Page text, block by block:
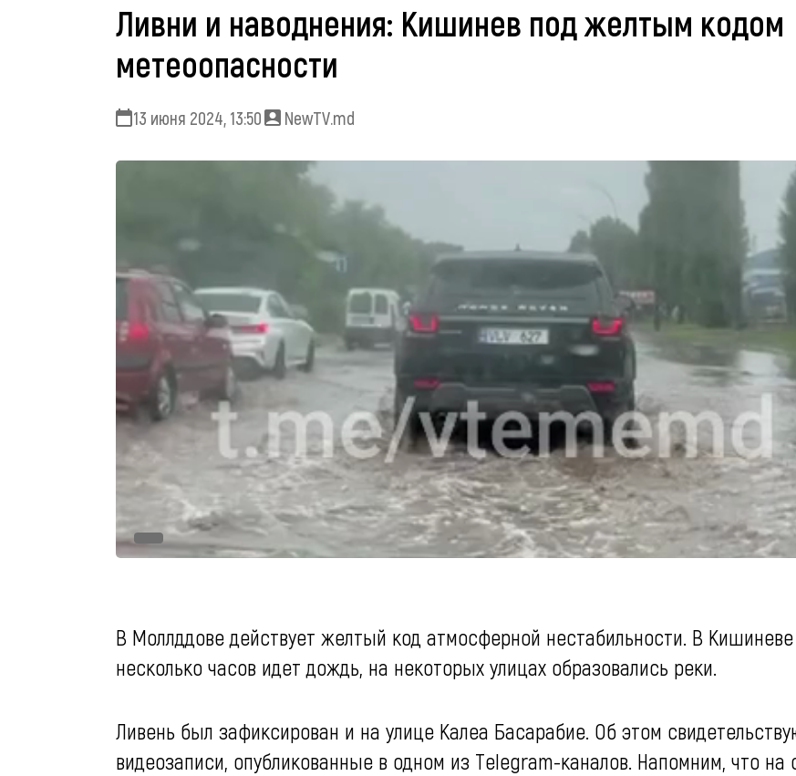
Ливни и наводнения: Кишинев под желтым кодом
метеоопасности
13 июня 2024, 13:50 NewTV.md
В Моллддове действует желтый код атмосферной нестабильности. В
несколько часов идет дождь, на некоторых улицах образовались реки.
Ливень был зафиксирован и на улице Калеа Басарабие. Об этом
видеозаписи, опубликованные в одном из Telegram-каналов. Напомним, что на